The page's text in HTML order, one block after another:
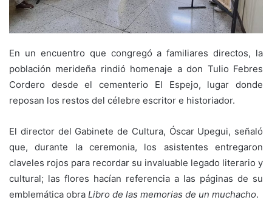
En un encuentro que congregó a familiares directos, la
población merideña rindió homenaje a don Tulio Febres
Cordero desde el cementerio El Espejo, lugar donde
reposan los restos del célebre escritor e historiador.
El director del Gabinete de Cultura, Óscar Upegui, señaló
que, durante la ceremonia, los asistentes entregaron
claveles rojos para recordar su invaluable legado literario y
cultural; las flores hacían referencia a las páginas de su
emblemática obra Libro de las memorias de un muchacho.